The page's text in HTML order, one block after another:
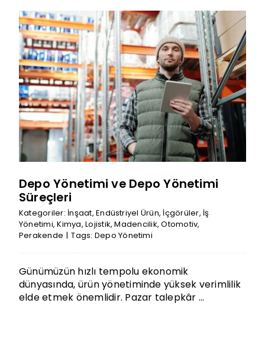
Depo Yönetimi ve Depo Yönetimi
Süreçleri
Kategoriler: İnşaat,Endüstriyel Ürün, İçgörüler, İş
Yönetimi,Kimya,Lojistik,Madencilik,Otomotiv,
Perakende | Tags: Depo Yönetimi
Günümüzün hızlı tempolu ekonomik
dünyasında, ürün yönetiminde yüksek verimlilik
elde etmek önemlidir. Pazar talepkâr ...